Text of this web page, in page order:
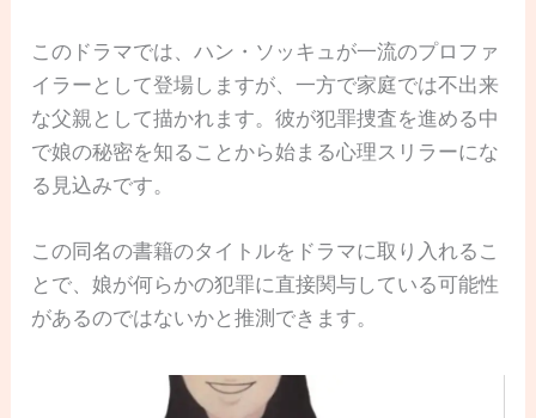
このドラマでは、ハン・ソッキュが一流のプロファ
イラーとして登場しますが、一方で家庭では不出来
な父親として描かれます。彼が犯罪捜査を進める中
で娘の秘密を知ることから始まる心理スリラーにな
る見込みです。
この同名の書籍のタイトルをドラマに取り入れるこ
とで、娘が何らかの犯罪に直接関与している可能性
があるのではないかと推測できます。